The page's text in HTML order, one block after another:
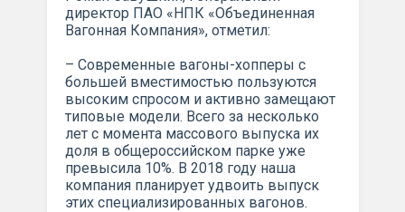
директор ПАО «НПК «Объединенная
Вагонная Компания», отметил:
– Современные вагоны-хопперы с
большей вместимостью пользуются
высоким спросом и активно замещают
типовые модели. Всего за несколько
лет с момента массового выпуска их
доля в общероссийском парке уже
превысила 10%. В 2018 году наша
компания планирует удвоить выпуск
этих специализированных вагонов.